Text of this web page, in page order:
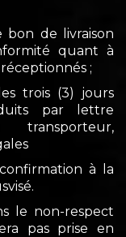
bon de livraison
quant à
;
trois (3) jours
par lettre
transporteur,
à la
le non-respect
pas prise en